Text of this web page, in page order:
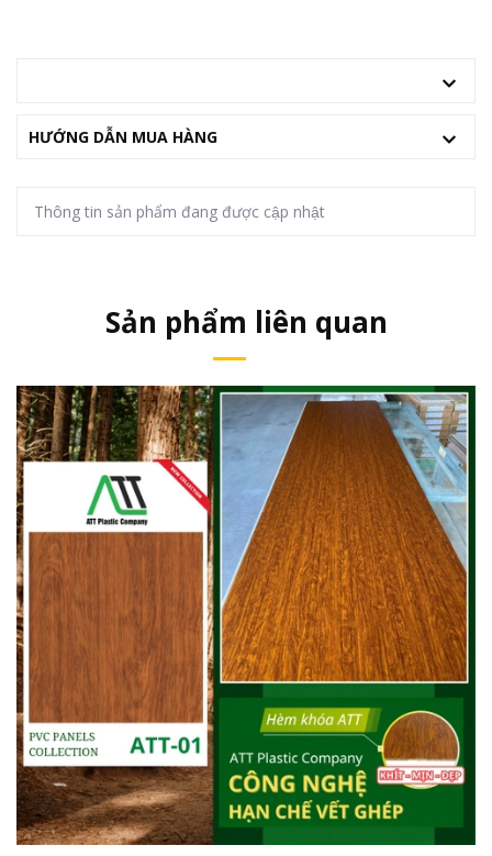
HƯỚNG DẪN MUA HÀNG
Thông tin sản phẩm đang được cập nhật
Sản phẩm liên quan